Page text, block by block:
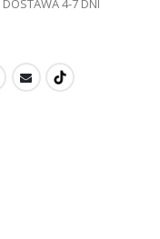
DOSTAWA 4-7 DNI